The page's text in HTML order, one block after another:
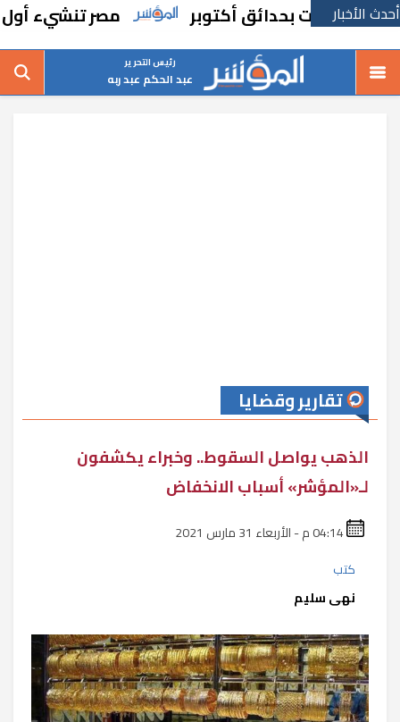
أحدث الأخباربحدائق أكتوبر مصر تنشيء أول
رئيس التحرير
عبد الحكم عبد ربه
تقارير وقضايا
الذهب يواصل السقوط.. وخبراء يكشفون
لـ«المؤشر» أسباب الانخفاض
كتب
نهى سليم